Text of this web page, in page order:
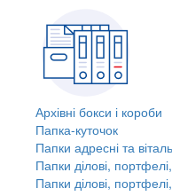
Архівні бокси і короби
Папка-куточок
Папки адресні та
Папки ділові,
Папки ділові,